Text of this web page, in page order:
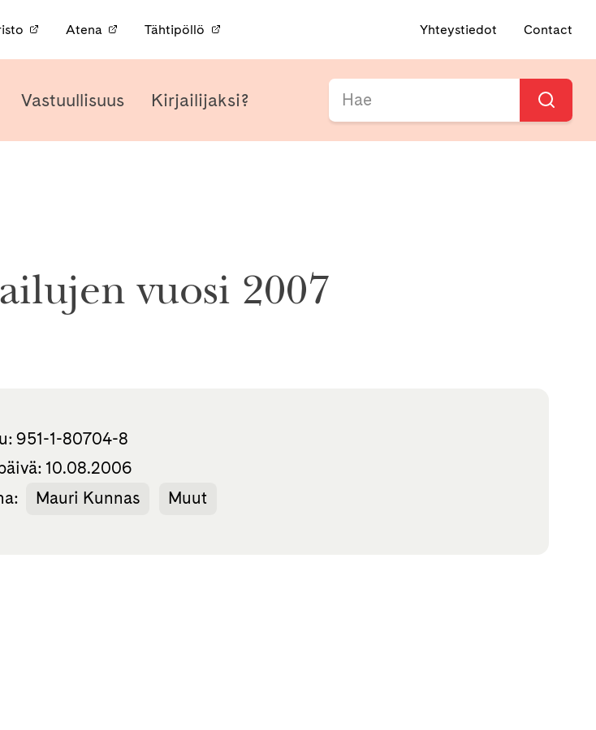
Atena Tähtipöllö Yhteystiedot Contact
Vastuullisuus Kirjailijaksi?
vuosi 2007
951-1-80704-8
10.08.2006
Mauri Kunnas Muut